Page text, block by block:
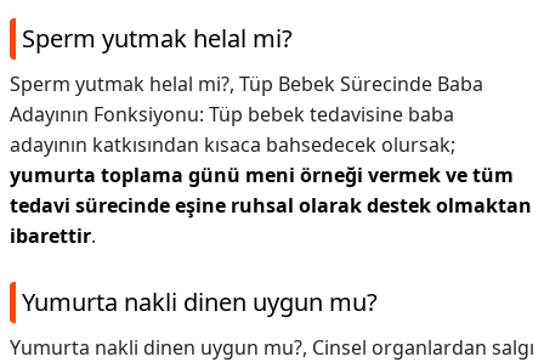
Sperm yutmak helal mi?
Sperm yutmak helal mi?, Tüp Bebek Sürecinde Baba
Adayının Fonksiyonu: Tüp bebek tedavisine baba
adayının katkısından kısaca bahsedecek olursak;
yumurta toplama günü meni örneği vermek ve tüm
tedavi sürecinde eşine ruhsal olarak destek olmaktan
ibarettir.
Yumurta nakli dinen uygun mu?
Yumurta nakli dinen uygun mu?, Cinsel organlardan salgı